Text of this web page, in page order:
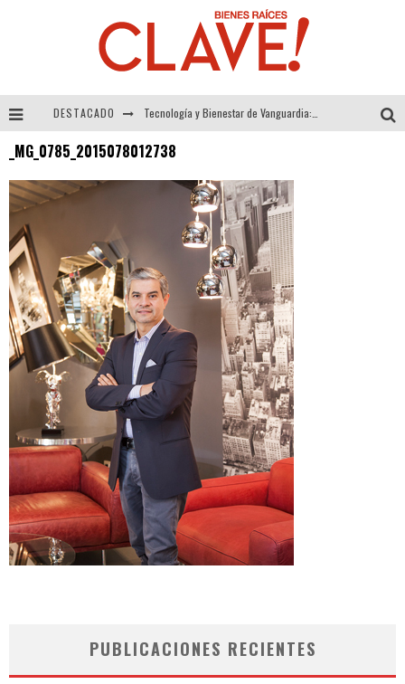
DESTACADO
_MG_0785_2015078012738
PUBLICACIONES RECIENTES